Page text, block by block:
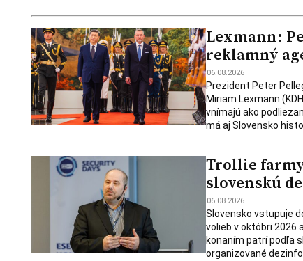
Lexmann:
reklamný
06.08.2026
Prezident Peter
Miriam Lexmann
vnímajú ako
má aj Slovensko
Trollie
slovenskú
06.08.2026
Slovensko vstupuje
volieb v októbri 2026
konaním patrí podľa
organizované